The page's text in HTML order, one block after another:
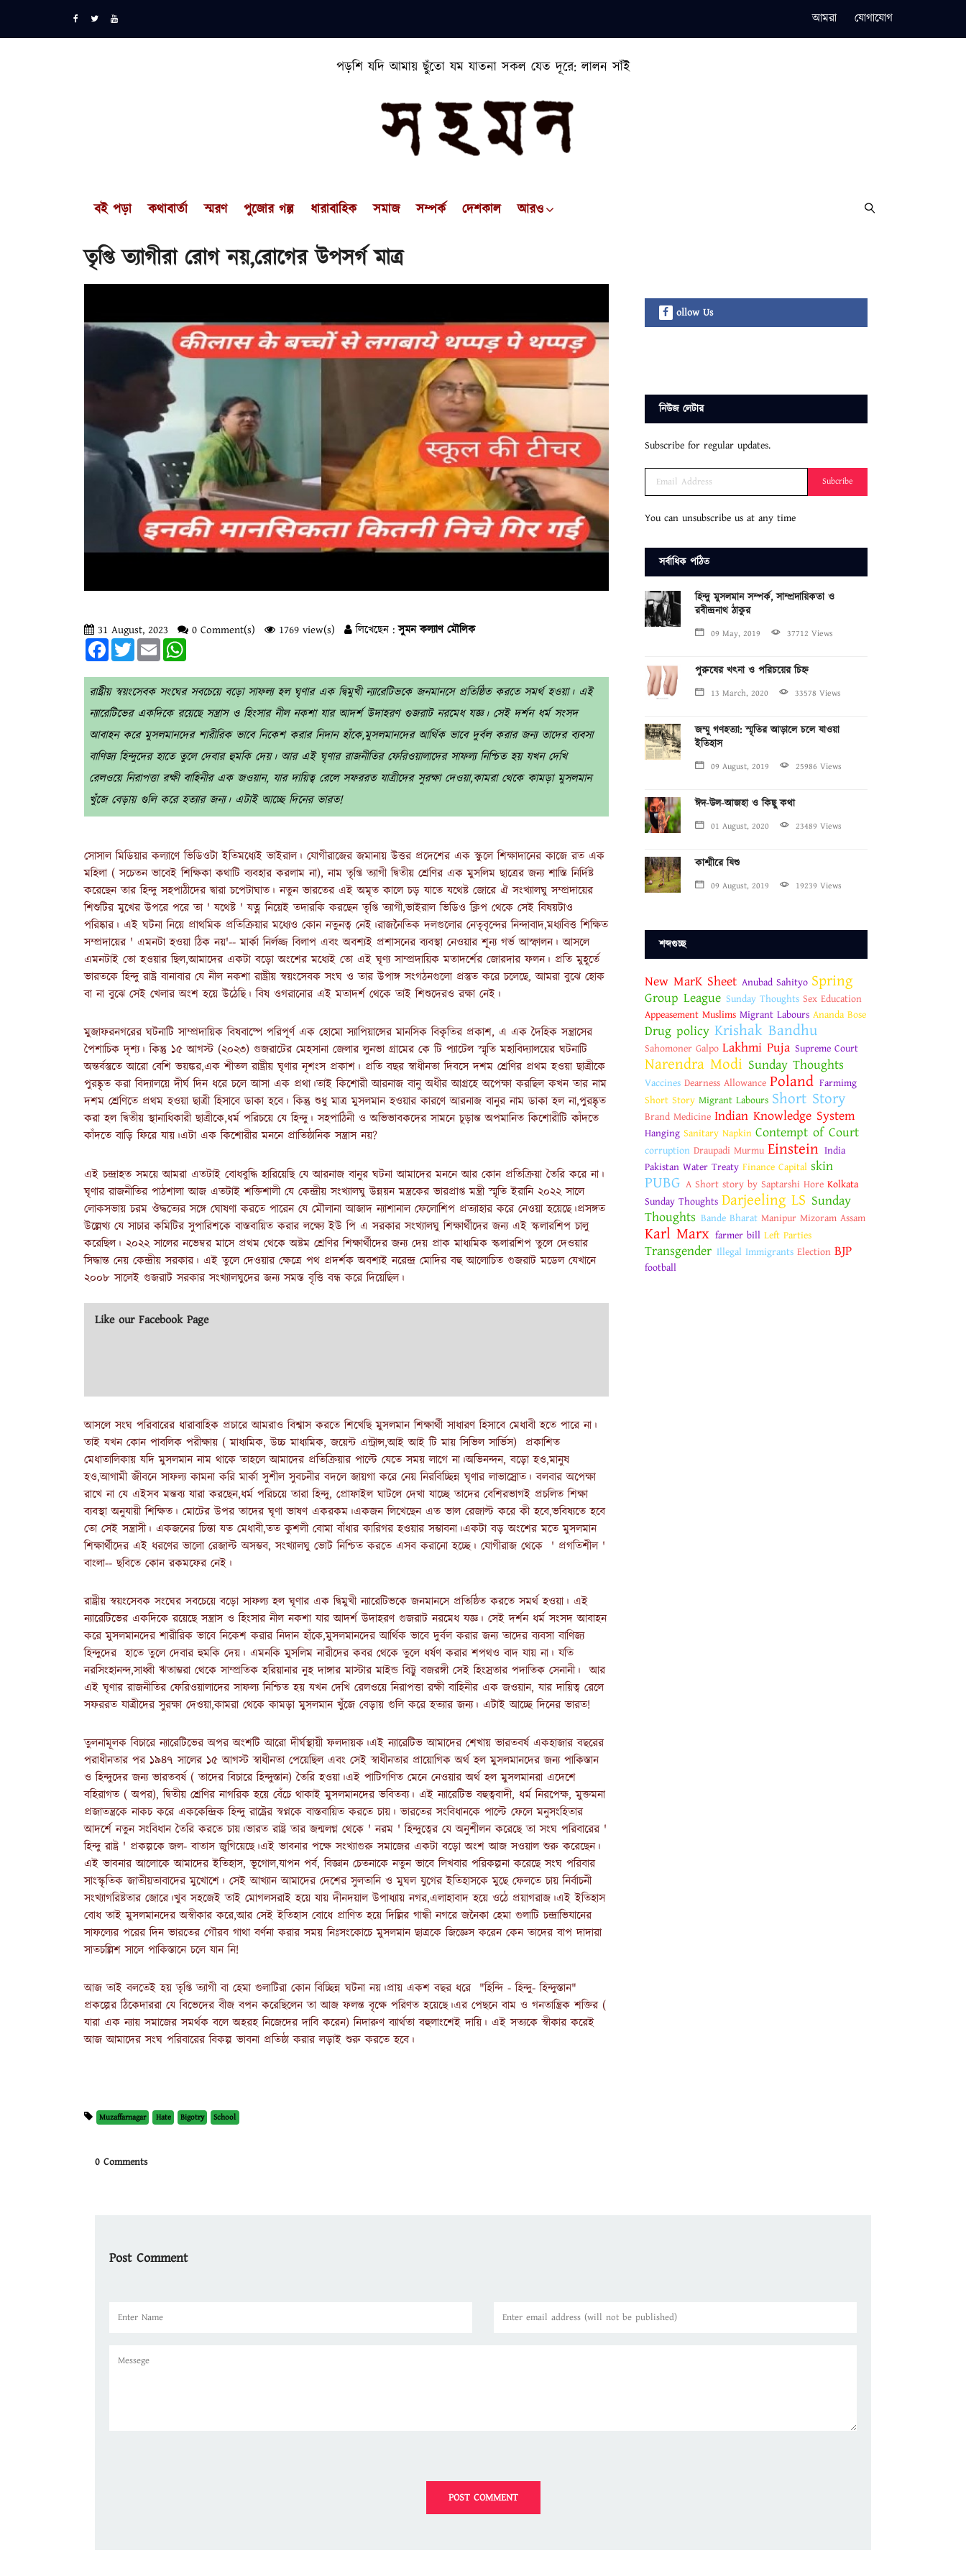
আমরা যোগাযোগ
পড়শি যদি আমায় ছুঁতো যম যাতনা সকল যেত দূরে: লালন সাঁই
বই পড়া কথাবার্তা স্মরণ পুজোর গল্প ধারাবাহিক সমাজ সম্পর্ক দেশকাল আরও
তৃপ্তি ত্যাগীরা রোগ নয়,রোগের উপসর্গ মাত্র
31 August, 2023 0 Comment(s) 1769 view(s) লিখেছেন :সুমন কল্যাণ মৌলিক
FacebookTwitterEmail
রাষ্ট্রীয় স্বয়ংসেবক সংঘের সবচেয়ে বড়ো সাফল্য হল ঘৃণার এক দ্বিমুখী ন্যারেটিভকে জনমানসে প্রতিষ্ঠিত করতে সমর্থ হওয়া। এই
ন্যারেটিভের একদিকে রয়েছে সন্ত্রাস ও হিংসার নীল নকশা যার আদর্শ উদাহরণ গুজরাট নরমেধ যজ্ঞ। সেই দর্শন ধর্ম সংসদ
আবাহন করে মুসলমানদের শারীরিক ভাবে নিকেশ করার নিদান হাঁকে,মুসলমানদের আর্থিক ভাবে দুর্বল করার জন্য তাদের ব্যবসা
বাণিজ্য হিন্দুদের হাতে তুলে দেবার হুমকি দেয়। আর এই ঘৃণার রাজনীতির ফেরিওয়ালাদের সাফল্য নিশ্চিত হয় যখন দেখি
রেলওয়ে নিরাপত্তা রক্ষী বাহিনীর এক জওয়ান, যার দায়িত্ব রেলে সফররত যাত্রীদের সুরক্ষা দেওয়া,কামরা থেকে কামড়া মুসলমান
খুঁজে বেড়ায় গুলি করে হত্যার জন্য। এটাই আচ্ছে দিনের ভারত!
সোসাল মিডিয়ার কল্যাণে ভিডিওটা ইতিমধ্যেই ভাইরাল। যোগীরাজের জমানায় উত্তর প্রদেশের এক স্কুলে শিক্ষাদানের কাজে রত এক
মহিলা ( সচেতন ভাবেই শিক্ষিকা কথাটি ব্যবহার করলাম না), নাম তৃপ্তি ত্যাগী দ্বিতীয় শ্রেণির এক মুসলিম ছাত্রের জন্য শাস্তি নির্দিষ্ট
করেছেন তার হিন্দু সহপাঠীদের দ্বারা চপেটাঘাত। নতুন ভারতের এই অমৃত কালে চড় যাতে যথেষ্ট জোরে ঐ সংখ্যালঘু সম্প্রদায়ের
শিশুটির মুখের উপরে পরে তা ' যথেষ্ট ' যত্ন নিয়েই তদারকি করছেন তৃপ্তি ত্যাগী,ভাইরাল ভিডিও ক্লিপ থেকে সেই বিষয়টাও
পরিষ্কার। এই ঘটনা নিয়ে প্রাথমিক প্রতিক্রিয়ার মধ্যেও কোন নতুনত্ব নেই।রাজনৈতিক দলগুলোর নেতৃবৃন্দের নিন্দাবাদ,মধ্যবিত্ত শিক্ষিত
সম্প্রদায়ের ' এমনটা হওয়া ঠিক নয়'-- মার্কা নির্লজ্জ বিলাপ এবং অবশ্যই প্রশাসনের ব্যবস্থা নেওয়ার শূন্য গর্ভ আস্ফালন। আসলে
এমনটাই তো হওয়ার ছিল,আমাদের একটা বড়ো অংশের মধ্যেই তো এই ঘৃণ্য সাম্প্রদায়িক মতাদর্শের জোরদার ফলন। প্রতি মুহূর্তে
ভারতকে হিন্দু রাষ্ট্র বানাবার যে নীল নকশা রাষ্ট্রীয় স্বয়ংসেবক সংঘ ও তার উপাঙ্গ সংগঠনগুলো প্রস্তুত করে চলেছে, আমরা বুঝে হোক
বা না বুঝে সেই খেলার অংশ হয়ে উঠেছি। বিষ ওগরানোর এই মতাদর্শ থেকে তাই শিশুদেরও রক্ষা নেই।
মুজাফরনগরের ঘটনাটি সাম্প্রদায়িক বিষবাষ্পে পরিপূর্ণ এক হোমো স্যাপিয়ান্সের মানসিক বিকৃতির প্রকাশ, এ এক দৈহিক সন্ত্রাসের
পৈশাচিক দৃশ্য। কিন্তু ১৫ আগস্ট (২০২৩) গুজরাটের মেহসানা জেলার লুনভা গ্রামের কে টি প্যাটেল স্মৃতি মহাবিদ্যালয়ের ঘটনাটি
অন্তর্বস্তুতে আরো বেশি ভয়ঙ্কর,এক শীতল রাষ্ট্রীয় ঘৃণার নৃশংস প্রকাশ। প্রতি বছর স্বাধীনতা দিবসে দশম শ্রেণির প্রথম হওয়া ছাত্রীকে
পুরষ্কৃত করা বিদ্যালয়ে দীর্ঘ দিন ধরে চলে আসা এক প্রথা।তাই কিশোরী আরনাজ বানু অধীর আগ্রহে অপেক্ষা করছিল কখন তার নাম
দশম শ্রেণিতে প্রথম হওয়া ছাত্রী হিসাবে ডাকা হবে। কিন্তু শুধু মাত্র মুসলমান হওয়ার কারণে আরনাজ বানুর নাম ডাকা হল না,পুরষ্কৃত
করা হল দ্বিতীয় স্থানাধিকারী ছাত্রীকে,ধর্ম পরিচয়ে যে হিন্দু। সহপাঠিনী ও অভিভাবকদের সামনে চূড়ান্ত অপমানিত কিশোরীটি কাঁদতে
কাঁদতে বাড়ি ফিরে যায়।এটা এক কিশোরীর মননে প্রাতিষ্ঠানিক সন্ত্রাস নয়?
এই চন্দ্রাহত সময়ে আমরা এতটাই বোধবুদ্ধি হারিয়েছি যে আরনাজ বানুর ঘটনা আমাদের মননে আর কোন প্রতিক্রিয়া তৈরি করে না।
ঘৃণার রাজনীতির পাঠশালা আজ এতটাই শক্তিশালী যে কেন্দ্রীয় সংখ্যালঘু উন্নয়ন মন্ত্রকের ভারপ্রাপ্ত মন্ত্রী স্মৃতি ইরানি ২০২২ সালে
লোকসভায় চরম ঔদ্ধত্যের সঙ্গে ঘোষণা করতে পারেন যে মৌলানা আজাদ ন্যাশানাল ফেলোশিপ প্রত্যাহার করে নেওয়া হয়েছে।প্রসঙ্গত
উল্লেখ্য যে সাচার কমিটির সুপারিশকে বাস্তবায়িত করার লক্ষ্যে ইউ পি এ সরকার সংখ্যালঘু শিক্ষার্থীদের জন্য এই স্কলারশিপ চালু
করেছিল। ২০২২ সালের নভেম্বর মাসে প্রথম থেকে অষ্টম শ্রেণির শিক্ষার্থীদের জন্য দেয় প্রাক মাধ্যমিক স্কলারশিপ তুলে দেওয়ার
সিদ্ধান্ত নেয় কেন্দ্রীয় সরকার। এই তুলে দেওয়ার ক্ষেত্রে পথ প্রদর্শক অবশ্যই নরেন্দ্র মোদির বহু আলোচিত গুজরাট মডেল যেখানে
২০০৮ সালেই গুজরাট সরকার সংখ্যালঘুদের জন্য সমস্ত বৃত্তি বন্ধ করে দিয়েছিল।
Like our Facebook Page
আসলে সংঘ পরিবারের ধারাবাহিক প্রচারে আমরাও বিশ্বাস করতে শিখেছি মুসলমান শিক্ষার্থী সাধারণ হিসাবে মেধাবী হতে পারে না।
তাই যখন কোন পাবলিক পরীক্ষায় ( মাধ্যমিক, উচ্চ মাধ্যমিক, জয়েন্ট এন্ট্রান্স,আই আই টি মায় সিভিল সার্ভিস) প্রকাশিত
মেধাতালিকায় যদি মুসলমান নাম থাকে তাহলে আমাদের প্রতিক্রিয়ার পাল্টে যেতে সময় লাগে না।অভিনন্দন, বড়ো হও,মানুষ
হও,আগামী জীবনে সাফল্য কামনা করি মার্কা সুশীল সুবচনীর বদলে জায়গা করে নেয় নিরবিচ্ছিন্ন ঘৃণার লাভাস্রোত। বলবার অপেক্ষা
রাখে না যে এইসব মন্তব্য যারা করছেন,ধর্ম পরিচয়ে তারা হিন্দু, প্রোফাইল ঘাটলে দেখা যাচ্ছে তাদের বেশিরভাগই প্রচলিত শিক্ষা
ব্যবস্থা অনুযায়ী শিক্ষিত। মোটের উপর তাদের ঘৃণা ভাষণ একরকম।একজন লিখেছেন এত ভাল রেজাল্ট করে কী হবে,ভবিষ্যতে হবে
তো সেই সন্ত্রাসী। একজনের চিন্তা যত মেধাবী,তত কুশলী বোমা বাঁধার কারিগর হওয়ার সম্ভাবনা।একটা বড় অংশের মতে মুসলমান
শিক্ষার্থীদের এই ধরণের ভালো রেজাল্ট অসম্ভব, সংখ্যালঘু ভোট নিশ্চিত করতে এসব করানো হচ্ছে। যোগীরাজ থেকে ' প্রগতিশীল '
বাংলা-- ছবিতে কোন রকমফের নেই।
রাষ্ট্রীয় স্বয়ংসেবক সংঘের সবচেয়ে বড়ো সাফল্য হল ঘৃণার এক দ্বিমুখী ন্যারেটিভকে জনমানসে প্রতিষ্ঠিত করতে সমর্থ হওয়া। এই
ন্যারেটিভের একদিকে রয়েছে সন্ত্রাস ও হিংসার নীল নকশা যার আদর্শ উদাহরণ গুজরাট নরমেধ যজ্ঞ। সেই দর্শন ধর্ম সংসদ আবাহন
করে মুসলমানদের শারীরিক ভাবে নিকেশ করার নিদান হাঁকে,মুসলমানদের আর্থিক ভাবে দুর্বল করার জন্য তাদের ব্যবসা বাণিজ্য
হিন্দুদের হাতে তুলে দেবার হুমকি দেয়। এমনকি মুসলিম নারীদের কবর থেকে তুলে ধর্ষণ করার শপথও বাদ যায় না। যতি
নরসিংহানন্দ,সাধ্বী ঋতাম্ভরা থেকে সাম্প্রতিক হরিয়ানার নুহ দাঙ্গার মাস্টার মাইন্ড বিট্টু বজরঙ্গী সেই হিংস্রতার পদাতিক সেনানী। আর
এই ঘৃণার রাজনীতির ফেরিওয়ালাদের সাফল্য নিশ্চিত হয় যখন দেখি রেলওয়ে নিরাপত্তা রক্ষী বাহিনীর এক জওয়ান, যার দায়িত্ব রেলে
সফররত যাত্রীদের সুরক্ষা দেওয়া,কামরা থেকে কামড়া মুসলমান খুঁজে বেড়ায় গুলি করে হত্যার জন্য। এটাই আচ্ছে দিনের ভারত!
তুলনামূলক বিচারে ন্যারেটিভের অপর অংশটি আরো দীর্ঘস্থায়ী ফলদায়ক।এই ন্যারেটিভ আমাদের শেখায় ভারতবর্ষ একহাজার বছরের
পরাধীনতার পর ১৯৪৭ সালের ১৫ আগস্ট স্বাধীনতা পেয়েছিল এবং সেই স্বাধীনতার প্রায়োগিক অর্থ হল মুসলমানদের জন্য পাকিস্তান
ও হিন্দুদের জন্য ভারতবর্ষ ( তাদের বিচারে হিন্দুস্তান) তৈরি হওয়া।এই পাটিগণিত মেনে নেওয়ার অর্থ হল মুসলমানরা এদেশে
বহিরাগত ( অপর), দ্বিতীয় শ্রেণির নাগরিক হয়ে বেঁচে থাকাই মুসলমানদের ভবিতব্য। এই ন্যারেটিভ বহুত্ববাদী, ধর্ম নিরপেক্ষ, মুক্তমনা
প্রজাতন্ত্রকে নাকচ করে এককেন্দ্রিক হিন্দু রাষ্ট্রের স্বপ্নকে বাস্তবায়িত করতে চায়। ভারতের সংবিধানকে পাল্টে ফেলে মনুসংহিতার
আদর্শে নতুন সংবিধান তৈরি করতে চায়।ভারত রাষ্ট্র তার জন্মলগ্ন থেকে ' নরম ' হিন্দুত্বের যে অনুশীলন করেছে তা সংঘ পরিবারের '
হিন্দু রাষ্ট্র ' প্রকল্পকে জল- বাতাস জুগিয়েছে।এই ভাবনার পক্ষে সংখ্যাগুরু সমাজের একটা বড়ো অংশ আজ সওয়াল শুরু করেছেন।
এই ভাবনার আলোকে আমাদের ইতিহাস, ভূগোল,যাপন পর্ব, বিজ্ঞান চেতনাকে নতুন ভাবে লিখবার পরিকল্পনা করেছে সংঘ পরিবার
সাংস্কৃতিক জাতীয়তাবাদের মুখোশে। সেই আখ্যান আমাদের দেশের সুলতানি ও মুঘল যুগের ইতিহাসকে মুছে ফেলতে চায় নির্বাচনী
সংখ্যাগরিষ্টতার জোরে।খুব সহজেই তাই মোগলসরাই হয়ে যায় দীনদয়াল উপাধ্যায় নগর,এলাহাবাদ হয়ে ওঠে প্রয়াগরাজ।এই ইতিহাস
বোধ তাই মুসলমানদের অস্বীকার করে,আর সেই ইতিহাস বোধে প্রাণিত হয়ে দিল্লির গান্ধী নগরে জনৈকা হেমা গুলাটি চন্দ্রাভিযানের
সাফল্যের পরের দিন ভারতের গৌরব গাথা বর্ণনা করার সময় নিঃসংকোচে মুসলমান ছাত্রকে জিজ্ঞেস করেন কেন তাদের বাপ দাদারা
সাতচল্লিশ সালে পাকিস্তানে চলে যান নি!
আজ তাই বলতেই হয় তৃপ্তি ত্যাগী বা হেমা গুলাটিরা কোন বিচ্ছিন্ন ঘটনা নয়।প্রায় একশ বছর ধরে "হিন্দি - হিন্দু- হিন্দুস্তান"
প্রকল্পের ঠিকেদাররা যে বিভেদের বীজ বপন করেছিলেন তা আজ ফলন্ত বৃক্ষে পরিণত হয়েছে।এর পেছনে বাম ও গনতান্ত্রিক শক্তির (
যারা এক ন্যায় সমাজের সমর্থক বলে অহরহ নিজেদের দাবি করেন) নিদারুণ ব্যার্থতা বহুলাংশেই দায়ি। এই সত্যকে স্বীকার করেই
আজ আমাদের সংঘ পরিবারের বিকল্প ভাবনা প্রতিষ্ঠা করার লড়াই শুরু করতে হবে।
Muzaffarnagar Hate Bigotry School
ollow Us
নিউজ লেটার
Subscribe for regular updates.
Subcribe
You can unsubscribe us at any time
সর্বাধিক পঠিত
হিন্দু মুসলমান সম্পর্ক, সাম্প্রদায়িকতা ও
রবীন্দ্রনাথ ঠাকুর
09 May, 2019 37712 Views
পুরুষের খৎনা ও পরিচয়ের চিহ্ন
13 March, 2020 33578 Views
জম্মু গণহত্যা: স্মৃতির আড়ালে চলে যাওয়া
ইতিহাস
09 August, 2019 25986 Views
ঈদ-উল-আজহা ও কিছু কথা
01 August, 2020 23489 Views
কাশ্মীরে যিশু
09 August, 2019 19239 Views
শব্দগুচ্ছ
New MarK Sheet Anubad Sahityo Spring
Group League Sunday Thoughts Sex Education
Appeasement Muslims Migrant Labours Ananda Bose
Drug policy Krishak Bandhu
Sahomoner Galpo Lakhmi Puja Supreme Court
Narendra Modi Sunday Thoughts
Vaccines Dearness Allowance Poland Farmimg
Short Story Migrant Labours Short Story
Brand Medicine Indian Knowledge System
Hanging Sanitary Napkin Contempt of Court
corruption Draupadi Murmu Einstein India
Pakistan Water Treaty Finance Capital skin
PUBG A Short story by Saptarshi Hore Kolkata
Sunday Thoughts Darjeeling LS Sunday
Thoughts Bande Bharat Manipur Mizoram Assam
Karl Marx farmer bill Left Parties
Transgender Illegal Immigrants Election BJP
football
0 Comments
Post Comment